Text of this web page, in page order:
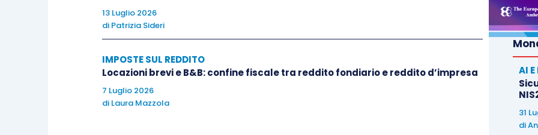
13 Luglio 2026
di Patrizia Sideri
IMPOSTE SUL REDDITO
Locazioni brevi e B&B: confine fiscale tra reddito fondiario e reddito d’impresa
7 Luglio 2026
di Laura Mazzola
AI
31
di